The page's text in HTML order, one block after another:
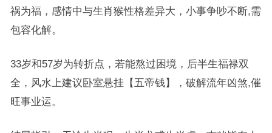
祸为福，感情中与生肖猴性格差异大，小事争吵不断,需
包容化解。
33岁和57岁为转折点，若能熬过困境，后半生福禄双
全，风水上建议卧室悬挂【五帝钱】，破解流年凶煞,催
旺事业运。